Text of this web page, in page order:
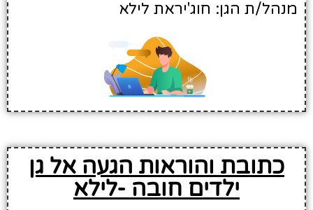
מנהל/ת הגן: חוג'יראת לילא
כתובת והוראות הגעה אל גן
ילדים חובה -לילא